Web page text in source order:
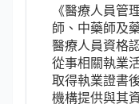
《醫療人員管
師、中藥師及
醫療人員資格
從事相關執業
取得執業證書
機構提供與其